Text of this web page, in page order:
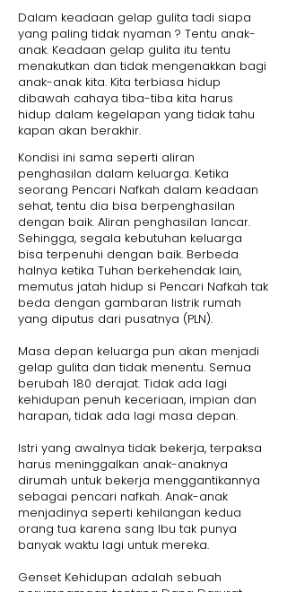
Dalam keadaan gelap gulita tadi siapa
yang paling tidak nyaman ? Tentu anak-
anak. Keadaan gelap gulita itu tentu
menakutkan dan tidak mengenakkan bagi
anak-anak kita. Kita terbiasa hidup
dibawah cahaya tiba-tiba kita harus
hidup dalam kegelapan yang tidak tahu
kapan akan berakhir.
Kondisi ini sama seperti aliran
penghasilan dalam keluarga. Ketika
seorang Pencari Nafkah dalam keadaan
sehat, tentu dia bisa berpenghasilan
dengan baik. Aliran penghasilan lancar.
Sehingga, segala kebutuhan keluarga
bisa terpenuhi dengan baik. Berbeda
halnya ketika Tuhan berkehendak lain,
memutus jatah hidup si Pencari Nafkah tak
beda dengan gambaran listrik rumah
yang diputus dari pusatnya (PLN).
Masa depan keluarga pun akan menjadi
gelap gulita dan tidak menentu. Semua
berubah 180 derajat. Tidak ada lagi
kehidupan penuh keceriaan, impian dan
harapan, tidak ada lagi masa depan.
Istri yang awalnya tidak bekerja, terpaksa
harus meninggalkan anak-anaknya
dirumah untuk bekerja menggantikannya
sebagai pencari nafkah. Anak-anak
menjadinya seperti kehilangan kedua
orang tua karena sang Ibu tak punya
banyak waktu lagi untuk mereka.
Genset Kehidupan adalah sebuah